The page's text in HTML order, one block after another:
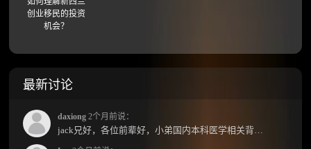
创业移民的投资
机会？
最新讨论
daxiong 2个月前说：